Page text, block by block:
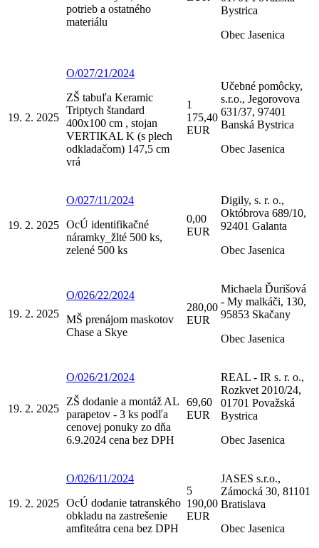
potrieb a ostatného
materiálu
Bystrica
Obec Jasenica
19. 2. 2025
O/027/21/2024
ZŠ tabuľa Keramic
Triptych štandard
400x100 cm , stojan
VERTIKAL K (s plech
odkladačom) 147,5 cm
vrá
1
175,40
EUR
Učebné pomôcky,
s.r.o., Jegorovova
631/37, 97401
Banská Bystrica
Obec Jasenica
19. 2. 2025
O/027/11/2024
OcÚ identifikačné
náramky_žlté 500 ks,
zelené 500 ks
0,00
EUR
Digily, s. r. o.,
Októbrova 689/10,
92401 Galanta
Obec Jasenica
19. 2. 2025
O/026/22/2024
MŠ prenájom maskotov
Chase a Skye
280,00
EUR
Michaela Ďurišová
- My malkáči, 130,
95853 Skačany
Obec Jasenica
19. 2. 2025
O/026/21/2024
ZŠ dodanie a montáž AL
parapetov - 3 ks podľa
cenovej ponuky zo dňa
6.9.2024 cena bez DPH
69,60
EUR
REAL - IR s. r. o.,
Rozkvet 2010/24,
01701 Považská
Bystrica
Obec Jasenica
19. 2. 2025
O/026/11/2024
OcÚ dodanie tatranského
obkladu na zastrešenie
amfiteátra cena bez DPH
5
190,00
EUR
JASES s.r.o.,
Zámocká 30, 81101
Bratislava
Obec Jasenica